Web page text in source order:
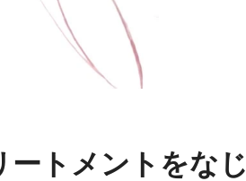
ートメントをなじ